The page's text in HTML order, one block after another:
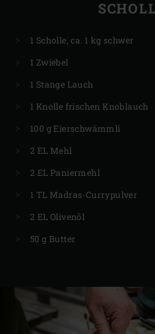
1 Scholle, ca. 1 kg schwer
1 Zwiebel
1 Stange Lauch
1 Knolle frischen Knoblauch
100 g Eierschwämmli
2 EL Mehl
2 EL Paniermehl
1 TL Madras-Currypulver
2 EL Olivenöl
50 g Butter